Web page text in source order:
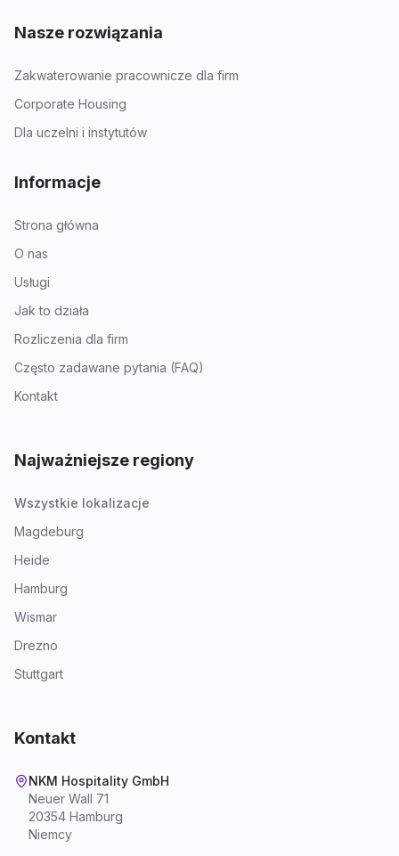
Nasze rozwiązania
Zakwaterowanie pracownicze dla firm
Corporate Housing
Dla uczelni i instytutów
Informacje
Strona główna
O nas
Usługi
Jak to działa
Rozliczenia dla firm
Często zadawane pytania (FAQ)
Kontakt
Najważniejsze regiony
Wszystkie lokalizacje
Magdeburg
Heide
Hamburg
Wismar
Drezno
Stuttgart
Kontakt
NKM Hospitality GmbH
Neuer Wall 71
20354 Hamburg
Niemcy